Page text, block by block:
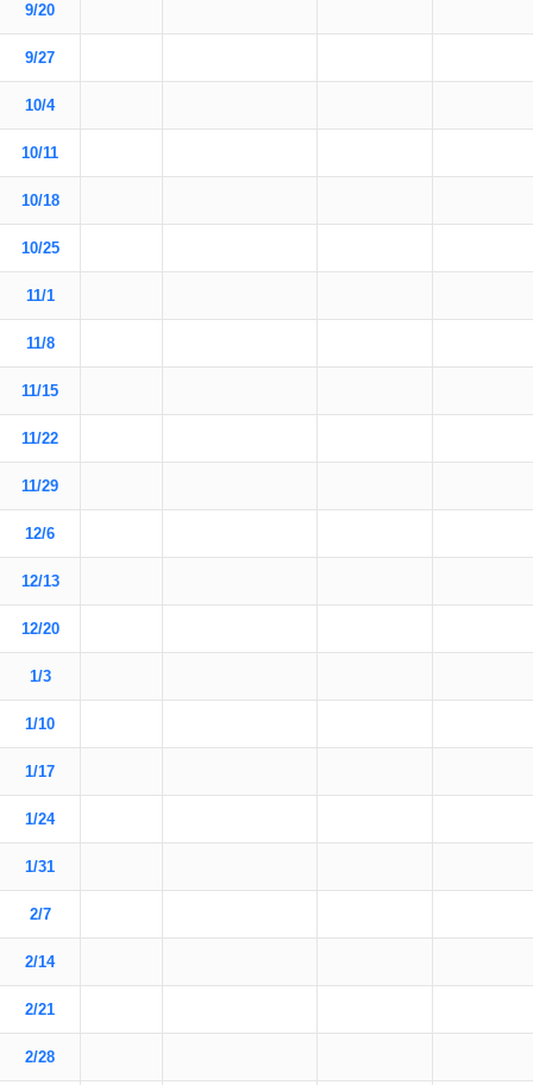
9/20
9/27
10/4
10/11
10/18
10/25
11/1
11/8
11/15
11/22
11/29
12/6
12/13
12/20
1/3
1/10
1/17
1/24
1/31
2/7
2/14
2/21
2/28